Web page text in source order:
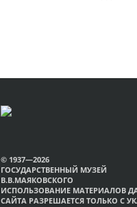
© 1937—2026
ГОСУДАРСТВЕННЫЙ МУЗЕЙ
В.В.МАЯКОВСКОГО
ИСПОЛЬЗОВАНИЕ МАТЕРИАЛОВ
САЙТА РАЗРЕШАЕТСЯ ТОЛЬКО С